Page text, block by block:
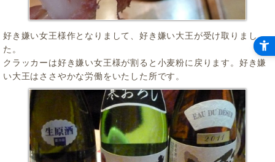
好き嫌い女王様作となりまして、好き嫌い大王が受け取りまし
た。
クラッカーは好き嫌い女王様が割ると小麦粉に戻ります。好き嫌
い大王はささやかな労働をいたした所です。